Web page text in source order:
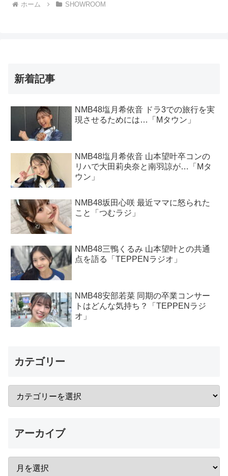
ホーム SHOWROOM
新着記事
NMB48塩月希依音 ドラ3での旅行を実
現させるためには…「Mタウン」
NMB48塩月希依音 山本望叶卒コンの
リハで大田莉央奈と南羽諒が…「Mタ
ウン」
NMB48坂田心咲 最近ママに怒られた
こと「つむラジ」
NMB48三鴨くるみ 山本望叶との共通
点を語る「TEPPENラジオ」
NMB48安部若菜 同期の卒業コンサー
トはどんな気持ち？「TEPPENラジ
オ」
カテゴリー
アーカイブ